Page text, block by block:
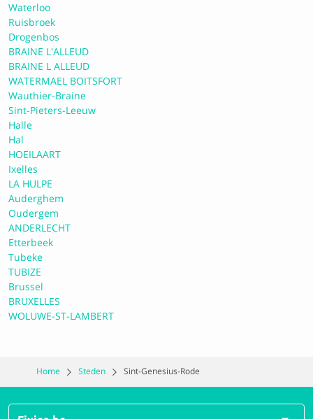
9.5 Perfect
Waterloo
Ruisbroek
Drogenbos
BRAINE L'ALLEUD
BRAINE L ALLEUD
WATERMAEL BOITSFORT
Wauthier-Braine
Sint-Pieters-Leeuw
Halle
Hal
HOEILAART
Ixelles
LA HULPE
Auderghem
Oudergem
ANDERLECHT
Etterbeek
Tubeke
TUBIZE
Brussel
BRUXELLES
WOLUWE-ST-LAMBERT
Home Steden Sint-Genesius-Rode